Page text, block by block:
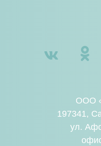
ООО
197341,
ул.